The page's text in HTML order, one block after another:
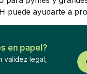
puede ayudarte a
en papel?
validez legal,